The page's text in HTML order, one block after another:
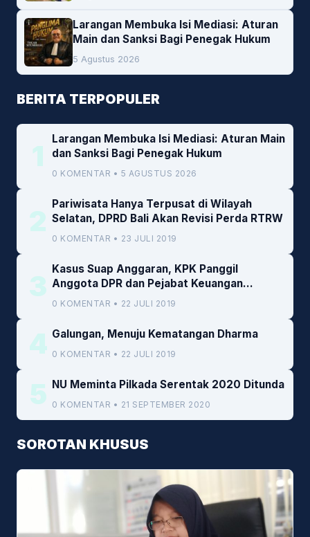
Larangan Membuka Isi Mediasi: Aturan
Main dan Sanksi Bagi Penegak Hukum
5 Agustus 2026
BERITA TERPOPULER
1
Larangan Membuka Isi Mediasi: Aturan Main
dan Sanksi Bagi Penegak Hukum
0 KOMENTAR • 5 AGUSTUS 2026
2
Pariwisata Hanya Terpusat di Wilayah
Selatan, DPRD Bali Akan Revisi Perda RTRW
0 KOMENTAR • 23 JULI 2019
3
Kasus Suap Anggaran, KPK Panggil
Anggota DPR dan Pejabat Keuangan
Kemenkeu
0 KOMENTAR • 22 JULI 2019
4 Galungan, Menuju Kematangan Dharma
0 KOMENTAR • 22 JULI 2019
5 NU Meminta Pilkada Serentak 2020 Ditunda
0 KOMENTAR • 21 SEPTEMBER 2020
SOROTAN KHUSUS